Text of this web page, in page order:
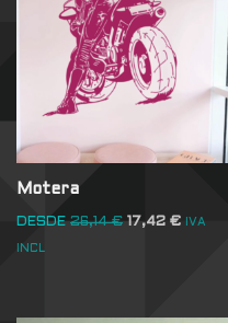
Motera
DESDE 26,14€ 17,42 € IVA
INCL